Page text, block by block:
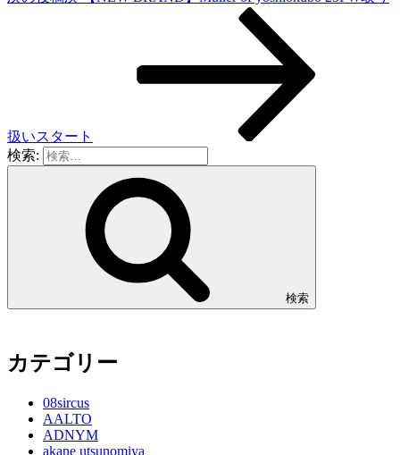
扱いスタート
検索:
検索
カテゴリー
08sircus
AALTO
ADNYM
akane utsunomiya